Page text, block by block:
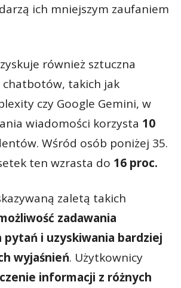
ich mniejszym zaufaniem
również sztuczna
chatbotów, takich jak
czy Google Gemini, w
wiadomości korzysta 10
Wśród osób poniżej 35.
ten wzrasta do 16 proc.
zaletą takich
zadawania
i uzyskiwania bardziej
wyjaśnień. Użytkownicy
informacji z różnych